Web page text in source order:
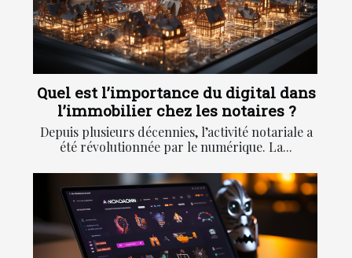
Quel est l’importance du digital dans
l’immobilier chez les notaires ?
Depuis plusieurs décennies, l’activité notariale a
été révolutionnée par le numérique. La...